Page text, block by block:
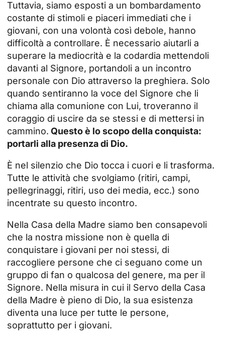
Tuttavia, siamo esposti a un bombardamento
costante di stimoli e piaceri immediati che i
giovani, con una volontà così debole, hanno
difficoltà a controllare. È necessario aiutarli a
superare la mediocrità e la codardia mettendoli
davanti al Signore, portandoli a un incontro
personale con Dio attraverso la preghiera. Solo
quando sentiranno la voce del Signore che li
chiama alla comunione con Lui, troveranno il
coraggio di uscire da se stessi e di mettersi in
cammino. Questo è lo scopo della conquista:
portarli alla presenza di Dio.
È nel silenzio che Dio tocca i cuori e li trasforma.
Tutte le attività che svolgiamo (ritiri, campi,
pellegrinaggi, ritiri, uso dei media, ecc.) sono
incentrate su questo incontro.
Nella Casa della Madre siamo ben consapevoli
che la nostra missione non è quella di
conquistare i giovani per noi stessi, di
raccogliere persone che ci seguano come un
gruppo di fan o qualcosa del genere, ma per il
Signore. Nella misura in cui il Servo della Casa
della Madre è pieno di Dio, la sua esistenza
diventa una luce per tutte le persone,
soprattutto per i giovani.